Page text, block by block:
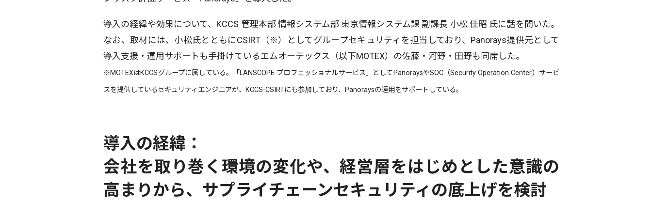
導入の経緯や効果について、KCCS 管理本部 情報システム部 東京情報システム課 副課長 小松 佳昭 氏に話を聞いた。
なお、取材には、小松氏とともにCSIRT（※）としてグループセキュリティを担当しており、Panorays提供元として
導入支援・運用サポートも手掛けているエムオーテックス（以下MOTEX）の佐藤・河野・田野も同席した。
※MOTEXはKCCSグループに属している。「LANSCOPE プロフェッショナルサービス」としてPanoraysやSOC（Security Operation Center）サービ
スを提供しているセキュリティエンジニアが、KCCS-CSIRTにも参加しており、Panoraysの運用をサポートしている。
導入の経緯：
会社を取り巻く環境の変化や、経営層をはじめとした意識の
高まりから、サプライチェーンセキュリティの底上げを検討